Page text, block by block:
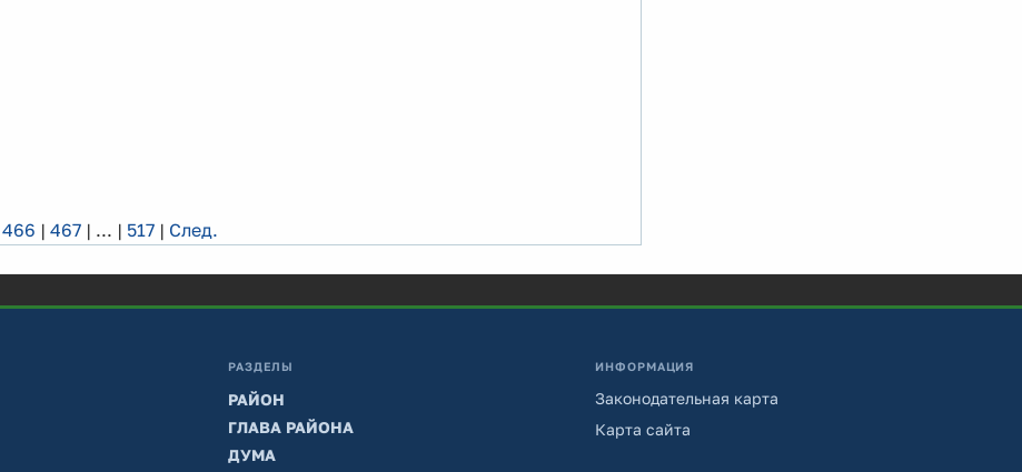
466 | 467 | ... | 517 | След.
РАЗДЕЛЫ
РАЙОН
ГЛАВА РАЙОНА
ДУМА
ИНФОРМАЦИЯ
Законодательная карта
Карта сайта